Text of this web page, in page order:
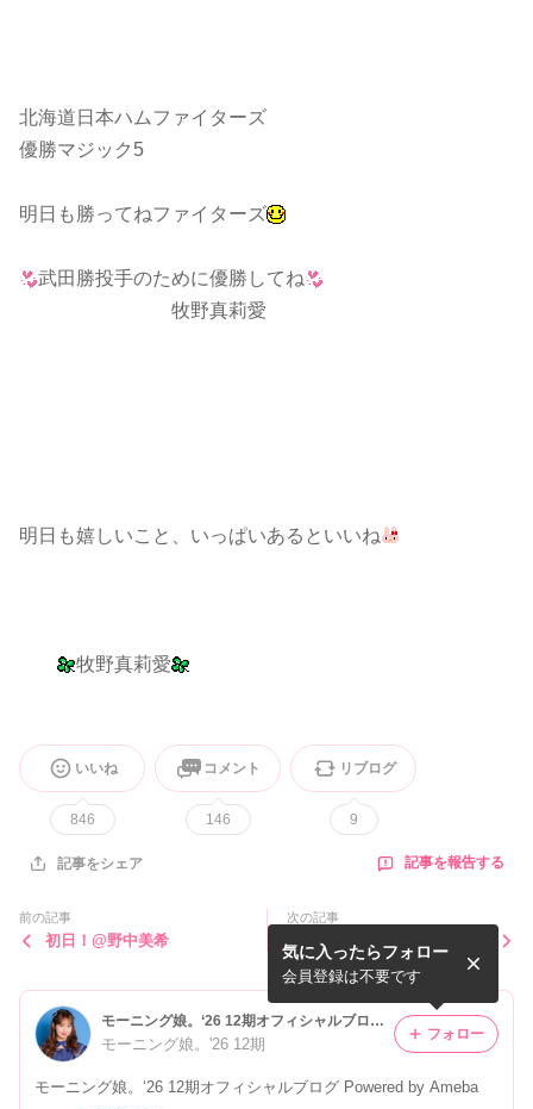
北海道日本ハムファイターズ
優勝マジック5
明日も勝ってねファイターズ
武田勝投手のために優勝してね
牧野真莉愛
明日も嬉しいこと、いっぱいあるといいね
牧野真莉愛
いいね
846
コメント
146
リブログ
9
記事をシェア 記事を報告する
前の記事
初日！@野中美希
次の記事
初日！！尾形春水
モーニング娘。‘26 12期オフィシャルブログ Powered by Ameba
モーニング娘。'26 12期
モーニング娘。‘26 12期オフィシャルブログ Powered by Ameba
気に入ったらフォロー
会員登録は不要です
フォロー